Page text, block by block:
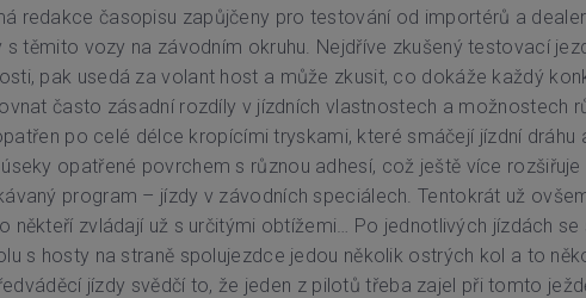
redakce časopisu zapůjčeny pro testování od importérů a
těmito vozy na závodním okruhu. Nejdříve zkušený testovací
pak usedá za volant host a může zkusit, co dokáže každý
často zásadní rozdíly v jízdních vlastnostech a možnostech
po celé délce kropícími tryskami, které smáčejí jízdní dráhu
opatřené povrchem s různou adhesí, což ještě více
program – jízdy v závodních speciálech. Tentokrát už
zvládají už s určitými obtížemi… Po jednotlivých jízdách
s hosty na straně spolujezdce jedou několik ostrých kol a to
jízdy svědčí to, že jeden z pilotů třeba zajel při tomto